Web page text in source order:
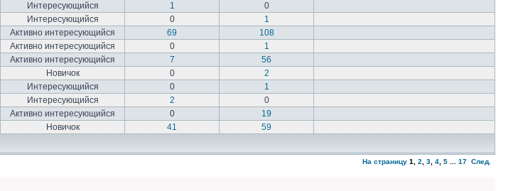
Интересующийся 1
0
Интересующийся 0
1
Активно интересующийся 69
108
Активно интересующийся 0
1
Активно интересующийся 7
56
Новичок 0
2
Интересующийся 0
1
Интересующийся 2
0
Активно интересующийся 0
19
Новичок 41 59
На страницу 1 2 3 4 5 17 След.